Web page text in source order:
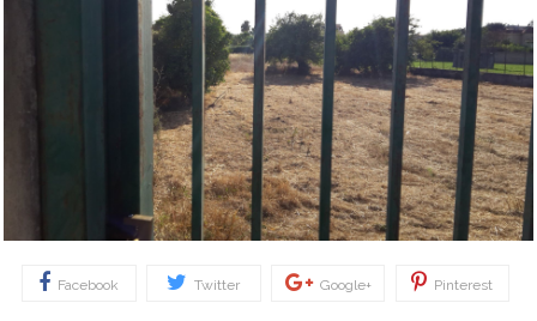
Facebook Twitter Google+ Pinterest